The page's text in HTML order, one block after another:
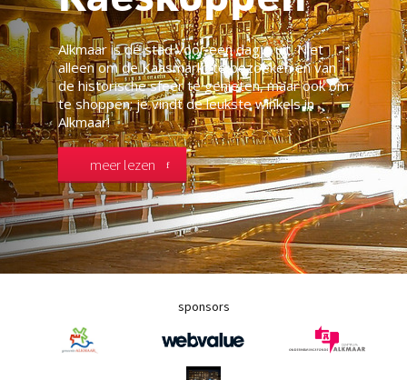
Alkmaar is dé stad voor een dagje uit. Niet
alleen om de Kaasmarkt te bezoeken en van
de historische sfeer te genieten, maar ook om
te shoppen; je vindt de leukste winkels in
Alkmaar!
meer lezen
sponsors